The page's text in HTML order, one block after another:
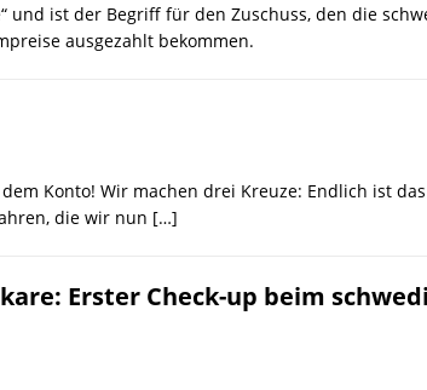
und ist der Begriff für den Zuschuss, den die
ausgezahlt bekommen.
Konto! Wir machen drei Kreuze: Endlich ist
die wir nun […]
Erster Check-up beim